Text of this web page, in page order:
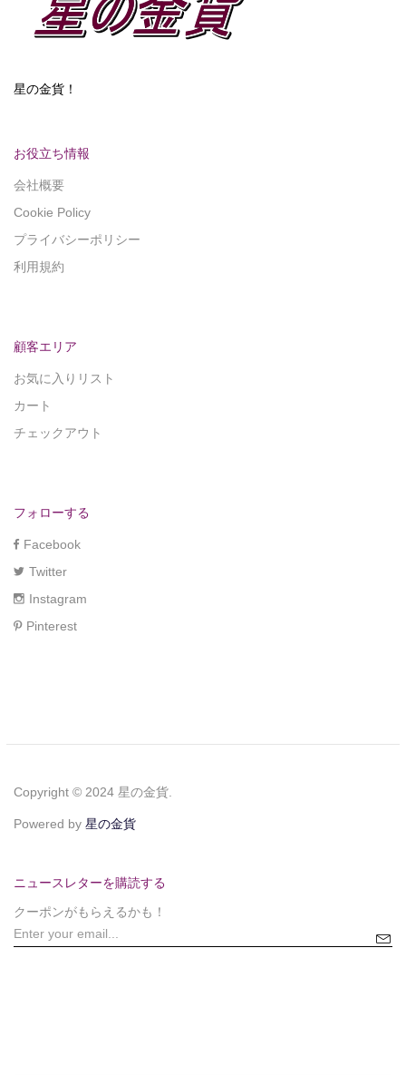
星の金貨！
お役立ち情報
会社概要
Cookie Policy
プライバシーポリシー
利用規約
顧客エリア
お気に入りリスト
カート
チェックアウト
フォローする
Facebook
Twitter
Instagram
Pinterest
Copyright © 2024 星の金貨.
Powered by 星の金貨
ニュースレターを購読する
クーポンがもらえるかも！